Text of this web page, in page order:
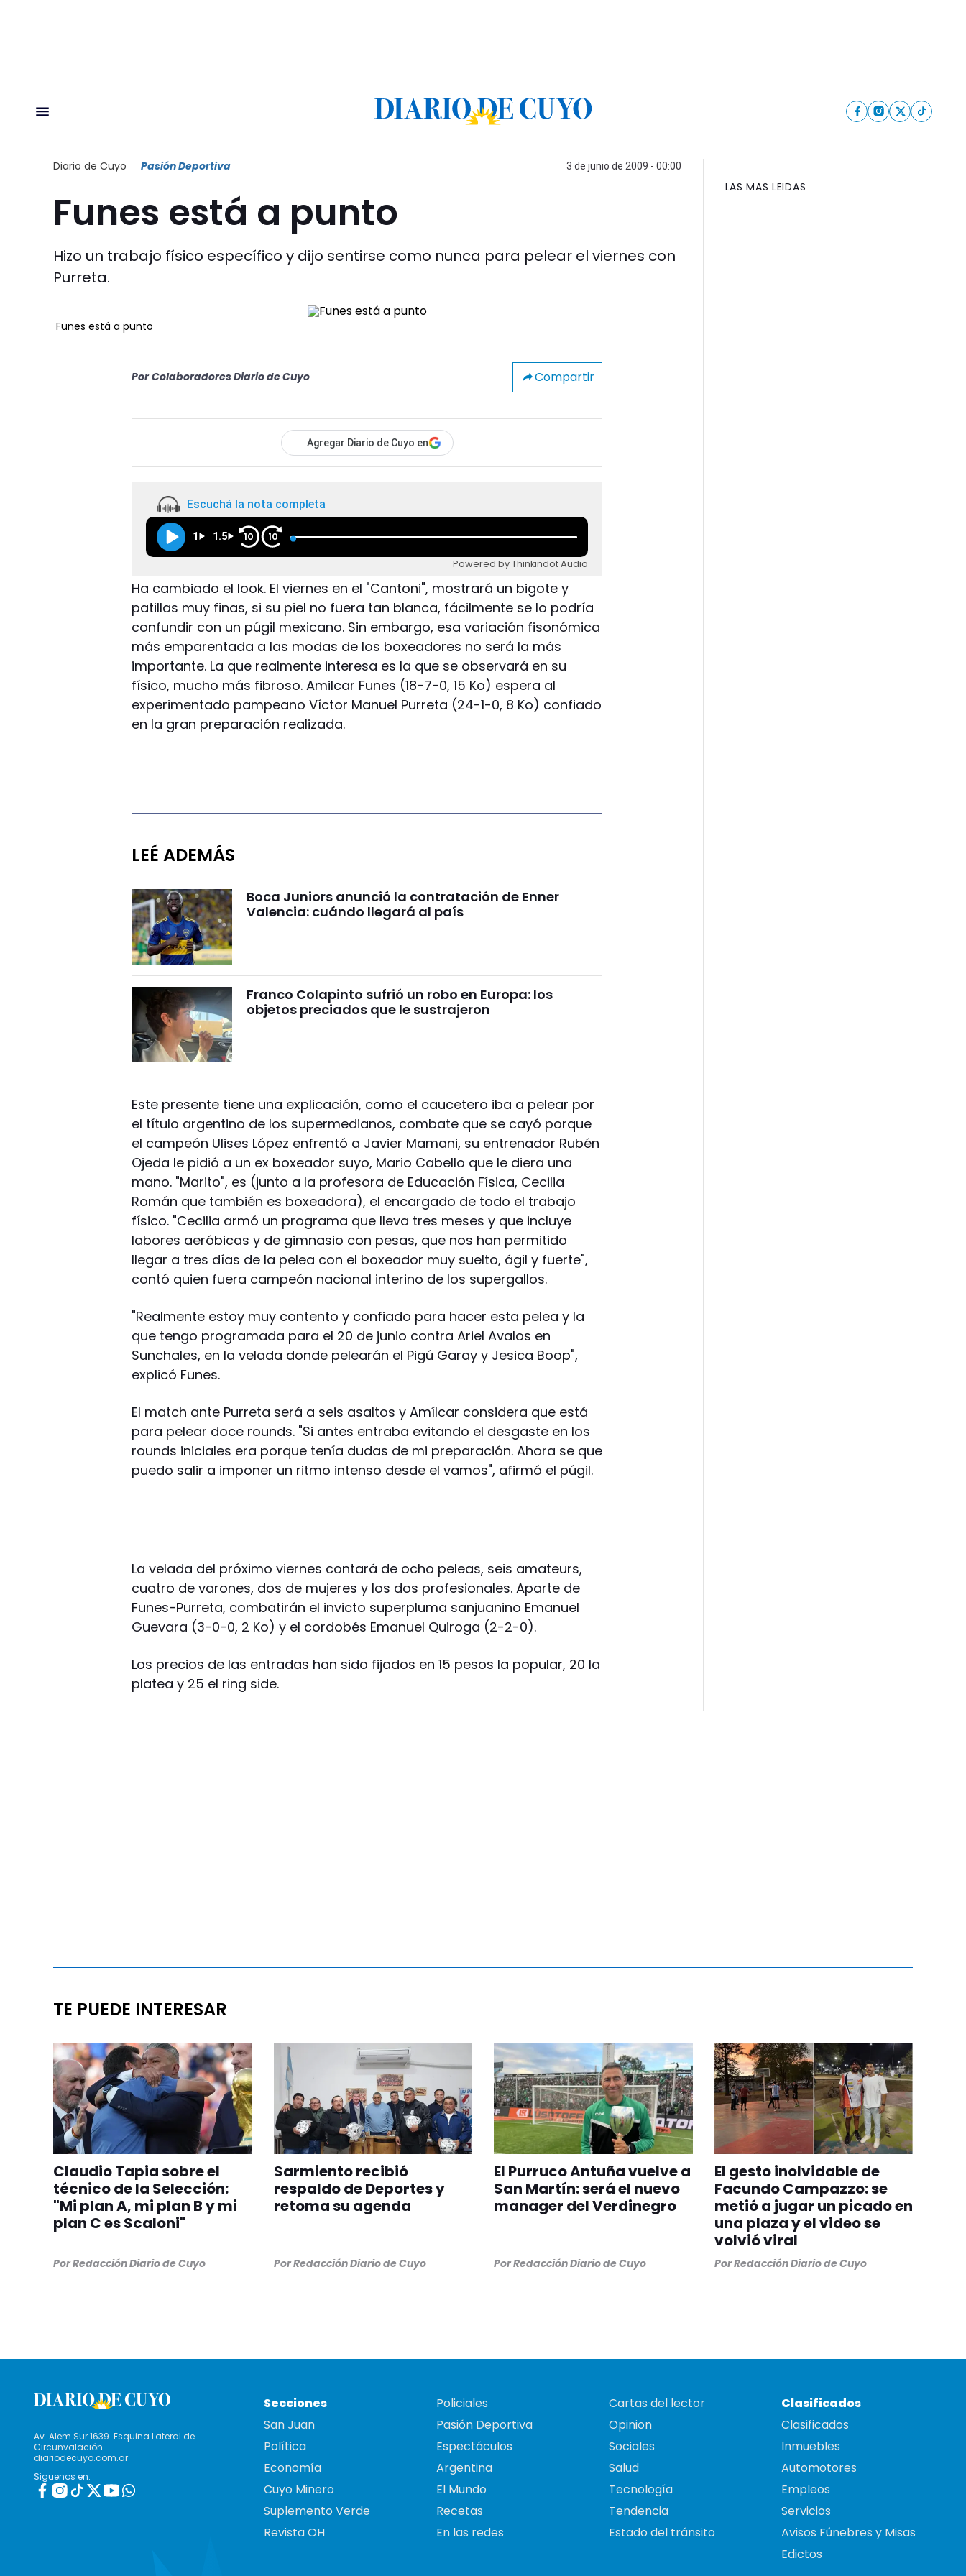
Diario de Cuyo Pasión Deportiva 3 de junio de 2009 - 00:00
Funes está a punto
Hizo un trabajo físico específico y dijo sentirse como nunca para pelear el viernes con
Purreta.
Funes está a punto
Por Colaboradores Diario de Cuyo Compartir
Agregar Diario de Cuyo en
Escuchá la nota completa
1 1.5 10 10
Powered by Thinkindot Audio
Ha cambiado el look. El viernes en el "Cantoni", mostrará un bigote y
patillas muy finas, si su piel no fuera tan blanca, fácilmente se lo podría
confundir con un púgil mexicano. Sin embargo, esa variación fisonómica
más emparentada a las modas de los boxeadores no será la más
importante. La que realmente interesa es la que se observará en su
físico, mucho más fibroso. Amilcar Funes (18-7-0, 15 Ko) espera al
experimentado pampeano Víctor Manuel Purreta (24-1-0, 8 Ko) confiado
en la gran preparación realizada.
LEÉ ADEMÁS
Boca Juniors anunció la contratación de Enner
Valencia: cuándo llegará al país
Franco Colapinto sufrió un robo en Europa: los
objetos preciados que le sustrajeron
Este presente tiene una explicación, como el caucetero iba a pelear por
el título argentino de los supermedianos, combate que se cayó porque
el campeón Ulises López enfrentó a Javier Mamani, su entrenador Rubén
Ojeda le pidió a un ex boxeador suyo, Mario Cabello que le diera una
mano. "Marito", es (junto a la profesora de Educación Física, Cecilia
Román que también es boxeadora), el encargado de todo el trabajo
físico. "Cecilia armó un programa que lleva tres meses y que incluye
labores aeróbicas y de gimnasio con pesas, que nos han permitido
llegar a tres días de la pelea con el boxeador muy suelto, ágil y fuerte",
contó quien fuera campeón nacional interino de los supergallos.
"Realmente estoy muy contento y confiado para hacer esta pelea y la
que tengo programada para el 20 de junio contra Ariel Avalos en
Sunchales, en la velada donde pelearán el Pigú Garay y Jesica Boop",
explicó Funes.
El match ante Purreta será a seis asaltos y Amílcar considera que está
para pelear doce rounds. "Si antes entraba evitando el desgaste en los
rounds iniciales era porque tenía dudas de mi preparación. Ahora se que
puedo salir a imponer un ritmo intenso desde el vamos", afirmó el púgil.
La velada del próximo viernes contará de ocho peleas, seis amateurs,
cuatro de varones, dos de mujeres y los dos profesionales. Aparte de
Funes-Purreta, combatirán el invicto superpluma sanjuanino Emanuel
Guevara (3-0-0, 2 Ko) y el cordobés Emanuel Quiroga (2-2-0).
Los precios de las entradas han sido fijados en 15 pesos la popular, 20 la
platea y 25 el ring side.
LAS MAS LEIDAS
TE PUEDE INTERESAR
Claudio Tapia sobre el
técnico de la Selección:
"Mi plan A, mi plan B y mi
plan C es Scaloni"
PorRedacción Diario de Cuyo
Sarmiento recibió
respaldo de Deportes y
retoma su agenda
PorRedacción Diario de Cuyo
El Purruco Antuña vuelve a
San Martín: será el nuevo
manager del Verdinegro
PorRedacción Diario de Cuyo
El gesto inolvidable de
Facundo Campazzo: se
metió a jugar un picado en
una plaza y el video se
volvió viral
PorRedacción Diario de Cuyo
Av. Alem Sur 1639. Esquina Lateral de
Circunvalación
diariodecuyo.com.ar
Siguenos en:
Secciones
San Juan
Política
Economía
Cuyo Minero
Suplemento Verde
Revista OH
Policiales
Pasión Deportiva
Espectáculos
Argentina
El Mundo
Recetas
En las redes
Cartas del lector
Opinion
Sociales
Salud
Tecnología
Tendencia
Estado del tránsito
Clasificados
Clasificados
Inmuebles
Automotores
Empleos
Servicios
Avisos Fúnebres y Misas
Edictos